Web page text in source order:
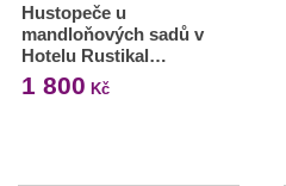
Hustopeče u
mandloňových sadů v
Hotelu Rustikal…
1 800 Kč